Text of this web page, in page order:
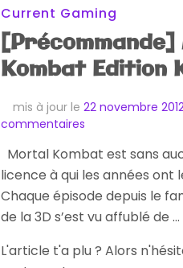
Current Gaming
Kombat Edition
mis à jour le 22 novembre
commentairessur
Mortal
Kombat
Edition
Kollector
Mortal Kombat est sans
licence à qui les années ont
Chaque épisode depuis le
de la 3D s’est vu affublé de …
L'article t'a plu ? Alors